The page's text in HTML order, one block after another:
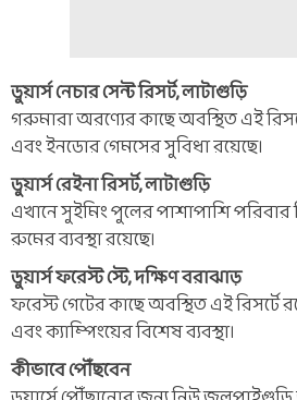
ডুয়ার্স নেচার সেন্ট রিসর্ট, লাটাগুড়ি
গরুমারা অরণ্যের কাছে অবস্থিত এই
এবং ইনডোর গেমসের সুবিধা রয়েছে।
ডুয়ার্স রেইনা রিসর্ট, লাটাগুড়ি
এখানে সুইমিং পুলের পাশাপাশি
রুমের ব্যবস্থা রয়েছে।
ডুয়ার্স ফরেস্ট স্টে, দক্ষিণ বরাঝাড়
ফরেস্ট গেটের কাছে অবস্থিত এই রিসর্টে
এবং ক্যাম্পিংয়ের বিশেষ ব্যবস্থা।
কীভাবে পৌঁছবেন